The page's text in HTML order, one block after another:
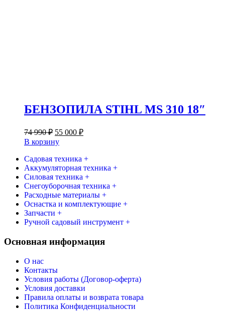
БЕНЗОПИЛА STIHL MS 310 18″
74 990₽ Первоначальная
цена
составляла
74
990 ₽.
55 000 ₽Текущая
000 ₽.
В корзину
Садовая техника +
Аккумуляторная техника +
Силовая техника +
Снегоуборочная техника +
Расходные материалы +
Оснастка и комплектующие +
Запчасти +
Ручной садовый инструмент +
Основная информация
О нас
Контакты
Условия работы (Договор-оферта)
Условия доставки
Правила оплаты и возврата товара
Политика Конфиденциальности